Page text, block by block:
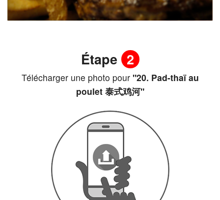
Étape 2
Télécharger une photo pour"20. Pad-thaï au
poulet 泰式鸡河"